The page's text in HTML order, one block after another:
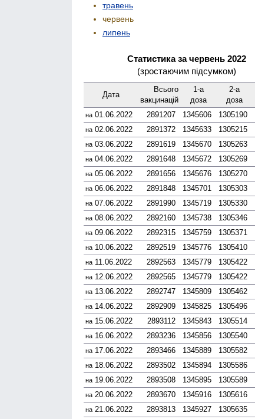
травень
червень
липень
Статистика за червень 2022
(зростаючим підсумком)
Дата
Всього
вакцинацій
1-а
доза
2-а
доза
на 01.06.2022 2891207 1345606 1305190
на 02.06.2022 2891372 1345633 1305215
на 03.06.2022 2891619 1345670 1305263
на 04.06.2022 2891648 1345672 1305269
на 05.06.2022 2891656 1345676 1305270
на 06.06.2022 2891848 1345701 1305303
на 07.06.2022 2891990 1345719 1305330
на 08.06.2022 2892160 1345738 1305346
на 09.06.2022 2892315 1345759 1305371
на 10.06.2022 2892519 1345776 1305410
на 11.06.2022 2892563 1345779 1305422
на 12.06.2022 2892565 1345779 1305422
на 13.06.2022 2892747 1345809 1305462
на 14.06.2022 2892909 1345825 1305496
на 15.06.2022 2893112 1345843 1305514
на 16.06.2022 2893236 1345856 1305540
на 17.06.2022 2893466 1345889 1305582
на 18.06.2022 2893502 1345894 1305586
на 19.06.2022 2893508 1345895 1305589
на 20.06.2022 2893670 1345916 1305616
на 21.06.2022 2893813 1345927 1305635